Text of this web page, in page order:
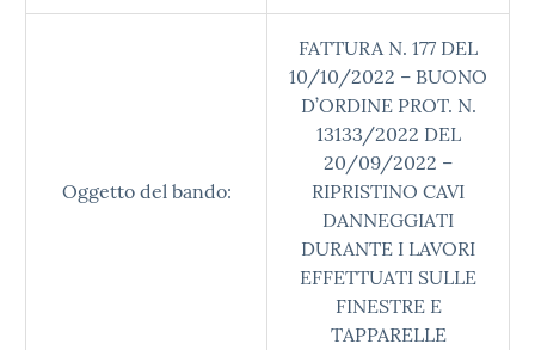
Oggetto del bando:
FATTURA N. 177 DEL
10/10/2022 – BUONO
D’ORDINE PROT. N.
13133/2022 DEL
20/09/2022 –
RIPRISTINO CAVI
DANNEGGIATI
DURANTE I LAVORI
EFFETTUATI SULLE
FINESTRE E
TAPPARELLE